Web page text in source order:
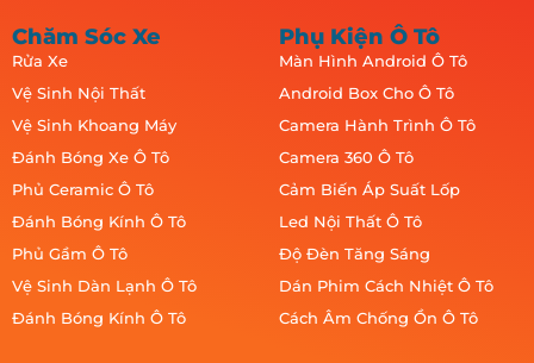
Chăm Sóc Xe
Rửa Xe
Vệ Sinh Nội Thất
Vệ Sinh Khoang Máy
Đánh Bóng Xe Ô Tô
Phủ Ceramic Ô Tô
Đánh Bóng Kính Ô Tô
Phủ Gầm Ô Tô
Vệ Sinh Dàn Lạnh Ô Tô
Đánh Bóng Kính Ô Tô
Phụ Kiện Ô Tô
Màn Hình Android Ô Tô
Android Box Cho Ô Tô
Camera Hành Trình Ô Tô
Camera 360 Ô Tô
Cảm Biến Áp Suất Lốp
Led Nội Thất Ô Tô
Độ Đèn Tăng Sáng
Dán Phim Cách Nhiệt Ô Tô
Cách Âm Chống Ồn Ô Tô